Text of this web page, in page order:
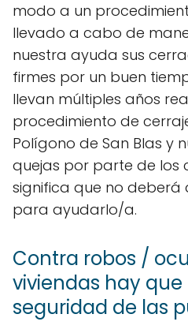
modo a un
llevado a cabo de
nuestra ayuda sus
firmes por un buen
llevan múltiples años
procedimiento de
Polígono de San Blas y
quejas por parte de los
significa que no
para ayudarlo/a.
Contra robos /
viviendas hay
seguridad de las